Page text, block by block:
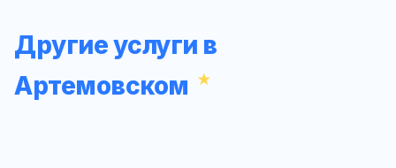
Другие услуги в
Артемовском